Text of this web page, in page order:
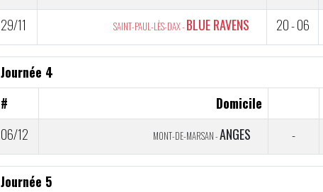
29/11
SAINT-PAUL-LÈS-DAX - BLUE RAVENS 20 - 06
Journée 4
#
Domicile
06/12
MONT-DE-MARSAN -ANGES -
Journée 5